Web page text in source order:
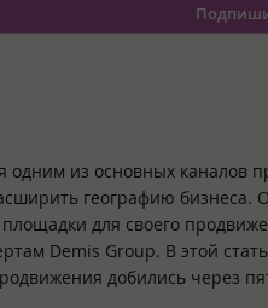
одним из основных
географию
для своего
Demis Group. В этой
добились через